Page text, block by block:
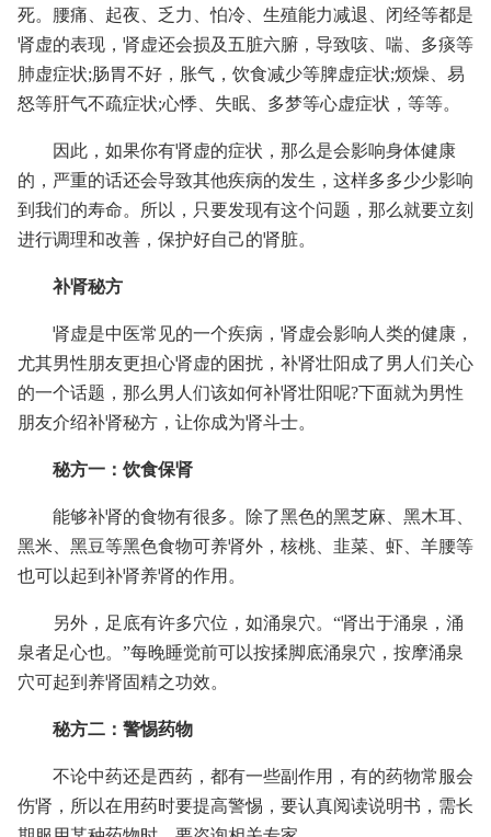
死。腰痛、起夜、乏力、怕冷、生殖能力减退、闭经等都是
肾虚的表现，肾虚还会损及五脏六腑，导致咳、喘、多痰等
肺虚症状;肠胃不好，胀气，饮食减少等脾虚症状;烦燥、易
怒等肝气不疏症状;心悸、失眠、多梦等心虚症状，等等。
因此，如果你有肾虚的症状，那么是会影响身体健康
的，严重的话还会导致其他疾病的发生，这样多多少少影响
到我们的寿命。所以，只要发现有这个问题，那么就要立刻
进行调理和改善，保护好自己的肾脏。
补肾秘方
肾虚是中医常见的一个疾病，肾虚会影响人类的健康，
尤其男性朋友更担心肾虚的困扰，补肾壮阳成了男人们关心
的一个话题，那么男人们该如何补肾壮阳呢?下面就为男性
朋友介绍补肾秘方，让你成为肾斗士。
秘方一：饮食保肾
能够补肾的食物有很多。除了黑色的黑芝麻、黑木耳、
黑米、黑豆等黑色食物可养肾外，核桃、韭菜、虾、羊腰等
也可以起到补肾养肾的作用。
另外，足底有许多穴位，如涌泉穴。“肾出于涌泉，涌
泉者足心也。”每晚睡觉前可以按揉脚底涌泉穴，按摩涌泉
穴可起到养肾固精之功效。
秘方二：警惕药物
不论中药还是西药，都有一些副作用，有的药物常服会
伤肾，所以在用药时要提高警惕，要认真阅读说明书，需长